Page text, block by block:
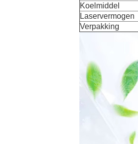
Koelmiddel
Laservermogen
Verpakking